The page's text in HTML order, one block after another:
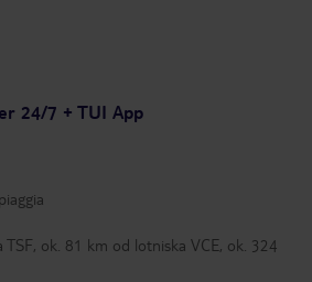
24/7 + TUI App
ok. 81 km od lotniska VCE, ok. 324